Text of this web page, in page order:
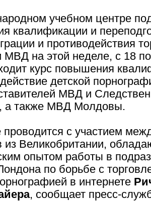
учебном центре
квалификации и
и противодействия
МВД на этой неделе, с 18
курс повышения
детской
МВД и
а также МВД Молдовы.
проводится с участием
из Великобритании,
опытом работы в
по борьбе с
в интернете
, сообщает пресс-